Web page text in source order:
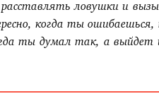
ловушки и
когда ты
ты думал так, а выйдет